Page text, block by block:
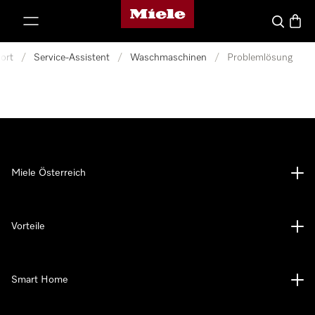
Miele-Homepage
Suche
/ Service-Assistent / Waschmaschinen / Problemlösung
Miele Österreich
Vorteile
Smart Home